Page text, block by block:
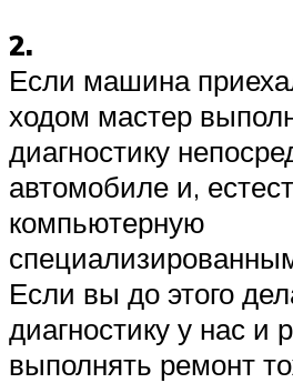
2.
Если машина
ходом мастер
диагностику
автомобиле и,
компьютерную
Если вы до этого
диагностику у нас и
выполнять ремонт